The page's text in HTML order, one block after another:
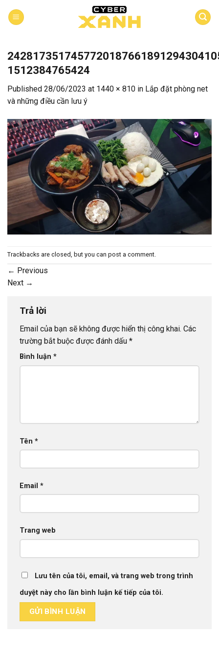
1512384765424
Published 28/06/2023 at 1440 × 810 in Lắp đặt phòng net
và những điều cần lưu ý
Trackbacks are closed, but you can post a comment.
← Previous
Next →
Trả lời
Email của bạn sẽ không được hiển thị công khai. Các
trường bắt buộc được đánh dấu *
Bình luận *
Tên *
Email *
Trang web
Lưu tên của tôi, email, và trang web trong trình
duyệt này cho lần bình luận kế tiếp của tôi.